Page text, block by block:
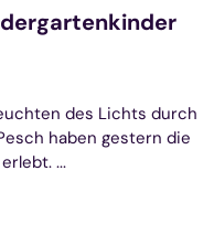
des Lichts durch
haben gestern die
...